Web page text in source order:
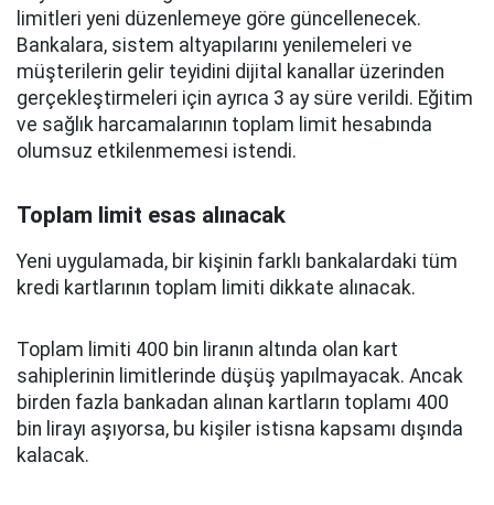
limitleri yeni düzenlemeye göre güncellenecek.
Bankalara, sistem altyapılarını yenilemeleri ve
müşterilerin gelir teyidini dijital kanallar üzerinden
gerçekleştirmeleri için ayrıca 3 ay süre verildi. Eğitim
ve sağlık harcamalarının toplam limit hesabında
olumsuz etkilenmemesi istendi.
Toplam limit esas alınacak
Yeni uygulamada, bir kişinin farklı bankalardaki tüm
kredi kartlarının toplam limiti dikkate alınacak.
Toplam limiti 400 bin liranın altında olan kart
sahiplerinin limitlerinde düşüş yapılmayacak. Ancak
birden fazla bankadan alınan kartların toplamı 400
bin lirayı aşıyorsa, bu kişiler istisna kapsamı dışında
kalacak.